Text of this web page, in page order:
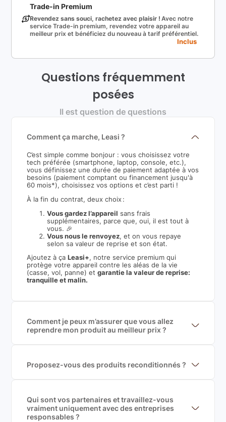
Trade-in Premium
Revendez sans souci, rachetez avec plaisir ! Avec notre
service Trade-in premium, revendez votre appareil au
meilleur prix et bénéficiez du nouveau à tarif préférentiel.
Inclus
Questions fréquemment
posées
Il est question de questions
Comment ça marche, Leasi ?
C’est simple comme bonjour : vous choisissez votre
tech préférée (smartphone, laptop, console, etc.),
vous définissez une durée de paiement adaptée à vos
besoins (paiement comptant ou financement jusqu'à
60 mois*), choisissez vos options et c’est parti !
À la fin du contrat, deux choix :
Vous gardez l’appareil sans frais
supplémentaires, parce que, oui, il est tout à
vous. 🎉
Vous nous le renvoyez, et on vous repaye
selon sa valeur de reprise et son état.
Ajoutez à ça Leasi+, notre service premium qui
protège votre appareil contre les aléas de la vie
(casse, vol, panne) etgarantie la valeur de reprise:
tranquille et malin.
Comment je peux m’assurer que vous allez
reprendre mon produit au meilleur prix ?
garantir le meilleur prix de rachat. De plus, nous
sommes rémunéré à la commission sur la valeur de
Proposez-vous des produits reconditionnés ?
produits officiels de grandes marques et du
reconditionné de haute qualité
Qui sont vos partenaires et travaillez-vous
vraiment uniquement avec des entreprises
responsables ?